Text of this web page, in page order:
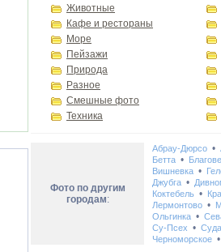
Животные
Кафе и рестораны
Море
Пейзажи
Природа
Разное
Смешные фото
Техника
Фото по другим
городам:
Абрау-Дюрсо •
Бетта •
Вишневка •
Джубга •
Коктебель •
Лермонтово •
Ольгинка •
Су-Псех •
Черноморское